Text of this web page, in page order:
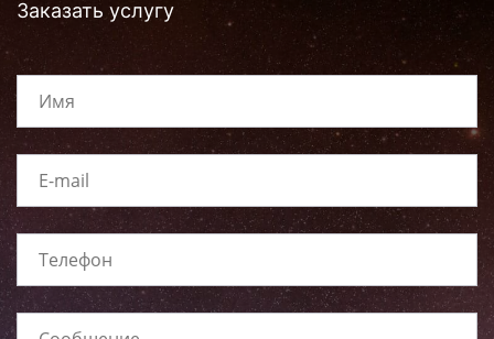
Заказать услугу